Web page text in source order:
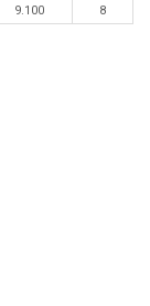
9.100 8